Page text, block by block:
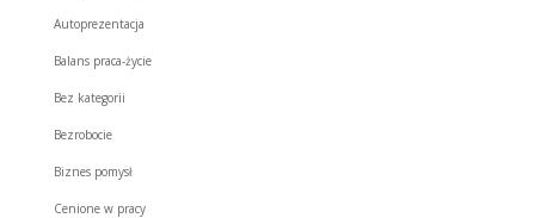
Autoprezentacja
Balans praca-życie
Bez kategorii
Bezrobocie
Biznes pomysł
Cenione w pracy